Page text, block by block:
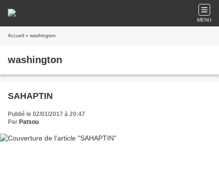
MENU
Accueil » washington
washington
SAHAPTIN
Publié le 02/01/2017 à 20:47
Par Patsou